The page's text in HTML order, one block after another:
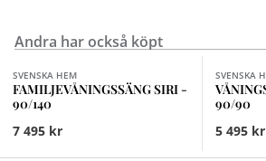
Andra har också köpt
Finns i fler val (2)
SVENSKA HEM
FAMILJEVÅNINGSSÄNG SIRI -
90/140
7 495 kr
SVENSKA
90/90
5 495 kr